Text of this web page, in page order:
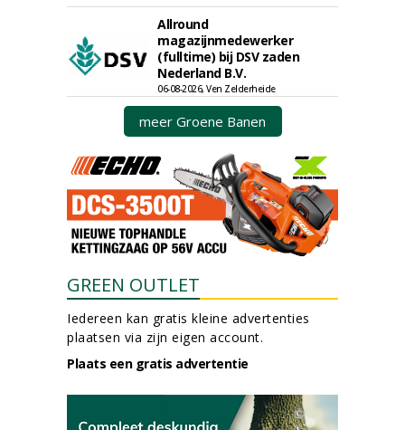
Allround
magazijnmedewerker
(fulltime) bij DSV zaden
Nederland B.V.
06-08-2026, Ven Zelderheide
meer Groene Banen
GREEN OUTLET
Iedereen kan gratis kleine advertenties
plaatsen via zijn eigen account.
Plaats een gratis advertentie